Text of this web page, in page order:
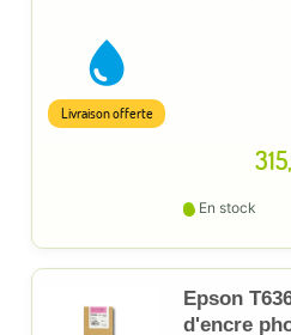
Livraison offerte
En stock
Epson
d'encre